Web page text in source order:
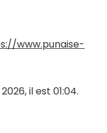
www.punaise-
il est 01:04.